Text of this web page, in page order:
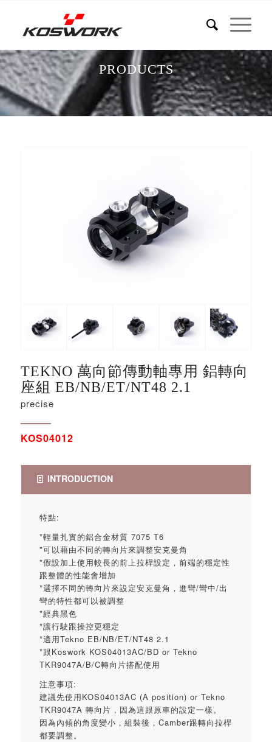
PRODUCTS
TEKNO 萬向節傳動軸專用 鋁轉向
座組 EB/NB/ET/NT48 2.1
precise
KOS04012
INTRODUCTION
特點:
*輕量扎實的鋁合金材質 7075 T6
*可以藉由不同的轉向片來調整安克曼角
*假設加上使用較長的前上拉桿設定，前端的穩定性
跟整體的性能會增加
*選擇不同的轉向片來設定安克曼角，進彎/彎中/出
彎的特性都可以被調整
*經典黑色
*讓行駛跟操控更穩定
*適用Tekno EB/NB/ET/NT48 2.1
*跟Koswork KOS04013AC/BD or Tekno
TKR9047A/B/C轉向片搭配使用
注意事項:
建議先使用KOS04013AC (A position) or Tekno
TKR9047A 轉向片，因為這跟原車的設定一樣。
因為內傾的角度變小，組裝後，Camber跟轉向拉桿
都要調整。